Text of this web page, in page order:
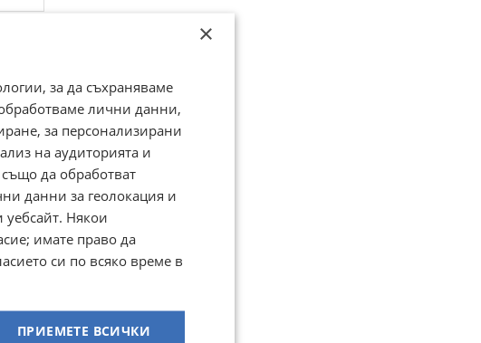
×
за да съхраняваме
лични данни,
за персонализирани
на аудиторията и
да обработват
данни за геолокация и
уебсайт. Някои
имате право да
си по всяко време в
ПРИЕМЕТЕ ВСИЧКИ